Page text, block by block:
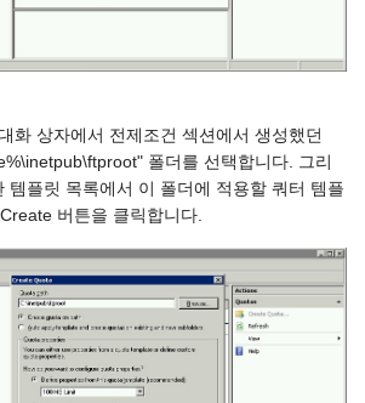
화 상자에서 전제조건 섹션에서 생성했던
폴더를 선택합니다. 그리
템플릿 목록에서 이 폴더에 적용할 쿼터 템플
버튼을 클릭합니다.